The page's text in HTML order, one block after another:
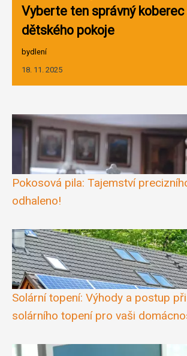
Vyberte ten správný koberec
dětského pokoje
bydlení
18. 11. 2025
Pokosová pila: Tajemství
odhaleno!
Solární topení: Výhody a postup
solárního topení pro vaši